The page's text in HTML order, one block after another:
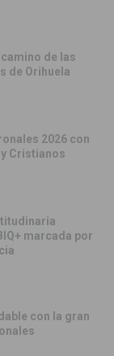
de las
de Orihuela
2026 con
Cristianos
marcada por
con la gran